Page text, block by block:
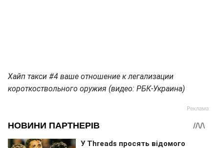
Хайп такси #4 ваше отношение к легализации
короткоствольного оружия (видео: РБК-Украина)